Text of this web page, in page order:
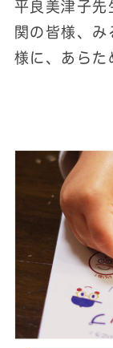
平良美津子先
関の皆様、み
様に、あらた